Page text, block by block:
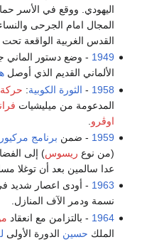
اليهودي. ووقع في الأسر
المجال امام الجرحى
القدس الغربية الواقعة تحت
1949 - وضع دستور الماني
الألماني القديم الذي أوصل
1958
- الثورة الكوبية: حركة 26 يوليو
المدعومة من ميليشيات
اوڤرو
1959 - ضمن برنامج
(من نوع ريسوس) إلى
عدا سالمين بعد أن توغلا مسافة 500 كم في
1963 - أودى اعصار شديد
نسمة ودمر الآف المنازل.
1964 - بالتزامن مع انعقاد
الملك حسين الدورة الأولى